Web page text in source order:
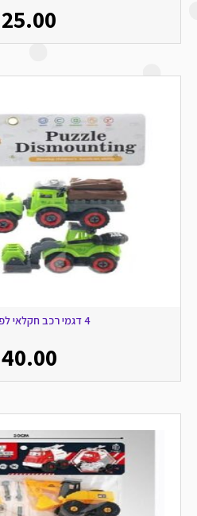
25.00
4 דגמי רכב חקלאי לפירוק והרכבה
40.00